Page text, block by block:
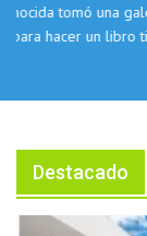
y la
Destacado